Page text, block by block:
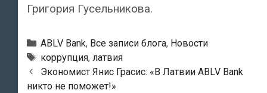
Григория Гусельникова.
Рубрики
ABLV Bank, Все записи блога, Новости
Тэги
коррупция, латвия
Навигация
по
Экономист Янис Грасис: «В Латвии ABLV Bank
никто не поможет!»